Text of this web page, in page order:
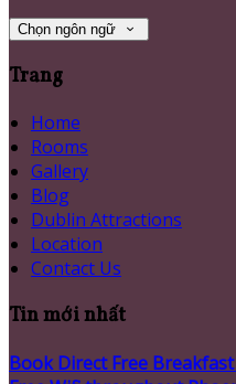
Chọn ngôn ngữ
Trang
Home
Rooms
Gallery
Blog
Dublin Attractions
Location
Contact Us
Tin mới nhất
Book Direct Free Breakfast